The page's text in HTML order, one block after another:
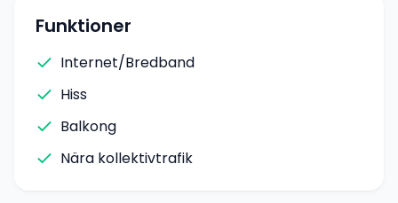
Funktioner
Internet/Bredband
Hiss
Balkong
Nära kollektivtrafik